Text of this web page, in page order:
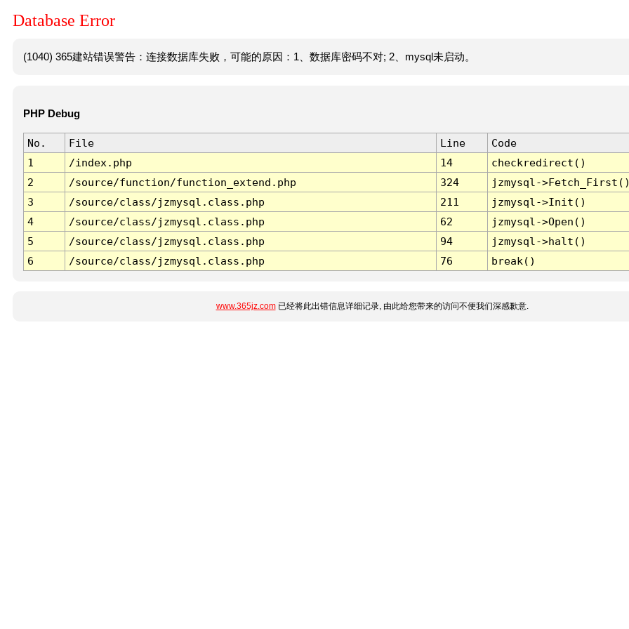
Database Error
(1040) 365建站错误警告：连接数据库失败，可能的原因：1、数据库密码不对; 2、mysql未启动。
PHP Debug
No. File Line
Code
1
/index.php 14
checkredirect()
2
/source/function/function_extend.php 324
jzmysql-
3
/source/class/jzmysql.class.php 211
jzmysql->Init()
4
/source/class/jzmysql.class.php 62
jzmysql->Open()
5
/source/class/jzmysql.class.php 94
jzmysql->halt()
6
/source/class/jzmysql.class.php 76 break()
www.365jz.com已经将此出错信息详细记录, 由此给您带来的访问不便我们深感歉意.